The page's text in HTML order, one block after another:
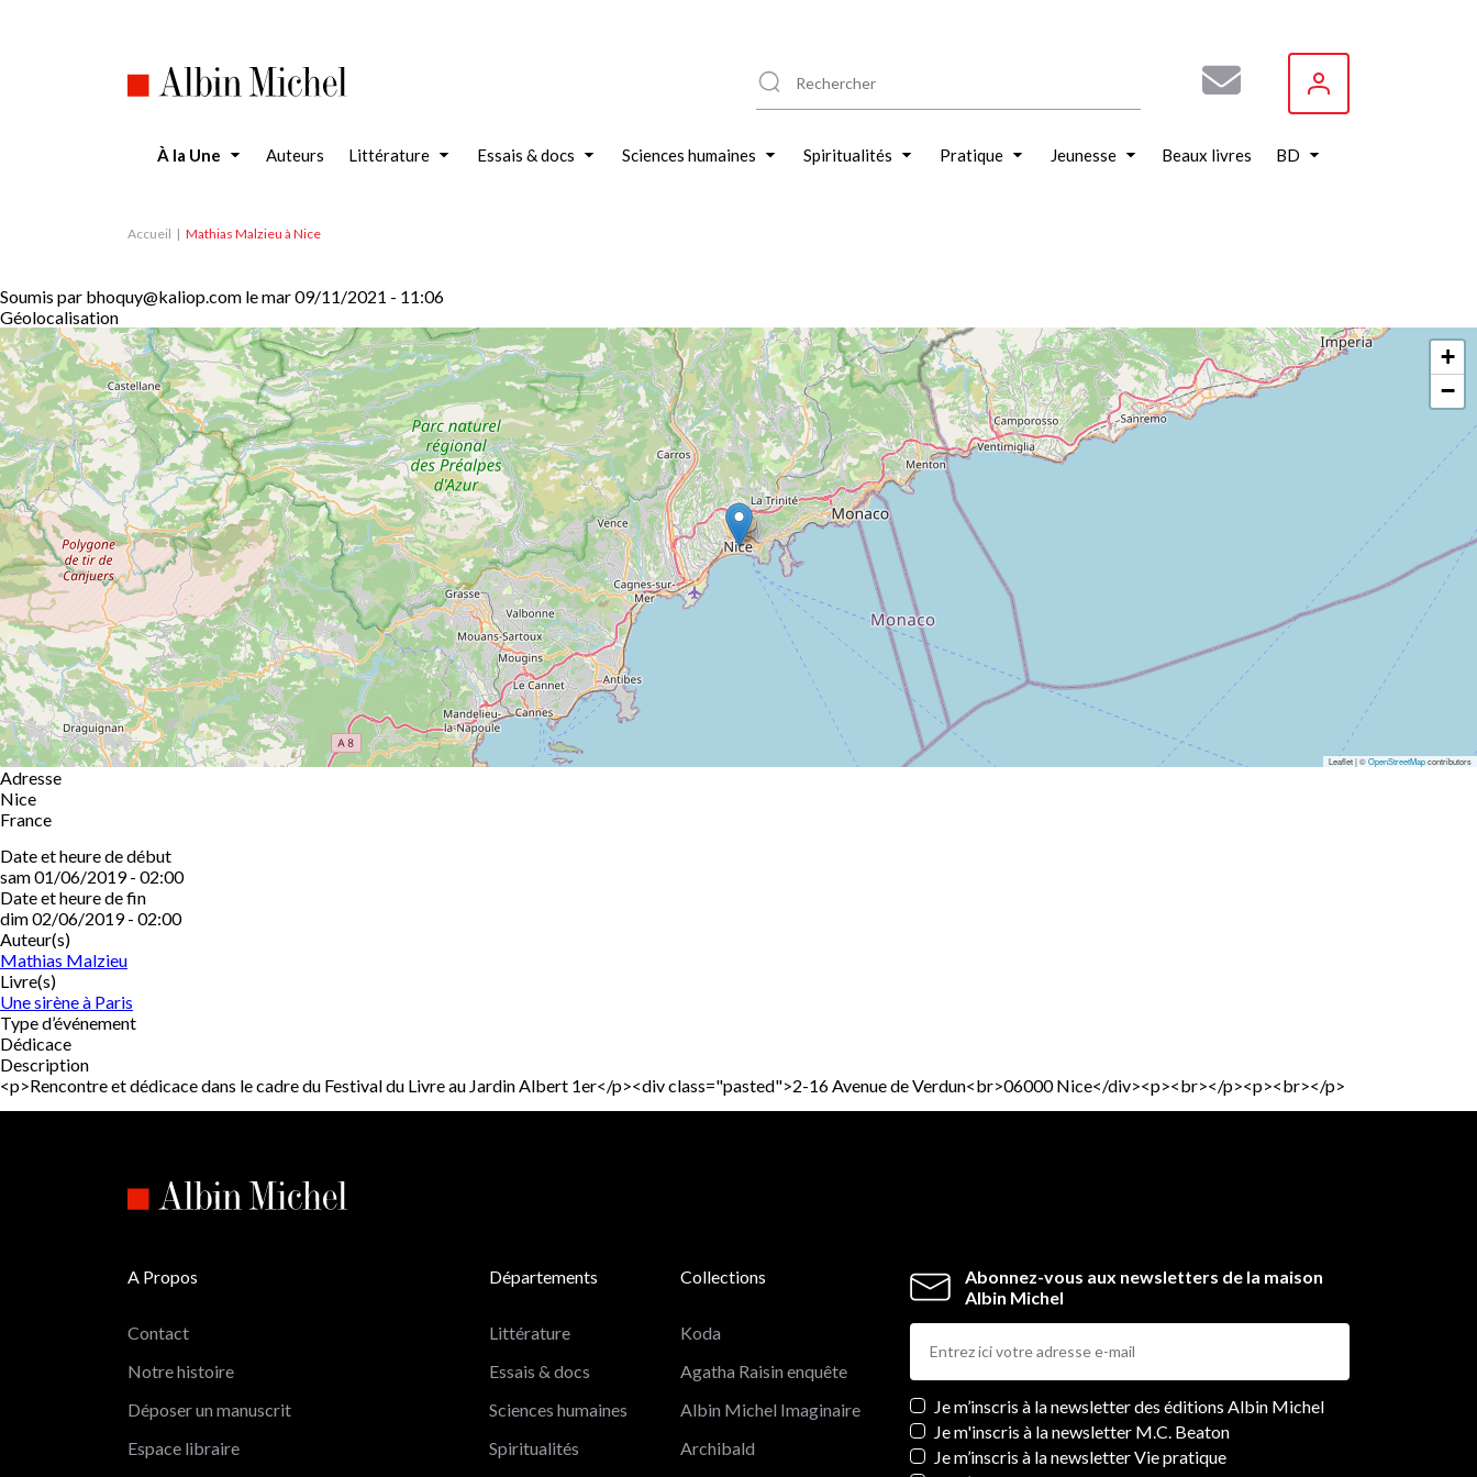
À la Une Auteurs Littérature Essais & docs Sciences humaines Spiritualités Pratique Jeunesse Beaux livres BD
Accueil Mathias Malzieu à Nice
Soumis par bhoquy@kaliop.com lemar 09/11/2021 - 11:06
Géolocalisation
+
−
Leaflet | ©OpenStreetMapcontributors
Adresse
Nice
France
Date et heure de début
sam 01/06/2019 - 02:00
Date et heure de fin
dim 02/06/2019 - 02:00
Auteur(s)
Mathias Malzieu
Livre(s)
Une sirène à Paris
Type d’événement
Dédicace
Description
<p>Rencontre et dédicace dans le cadre du Festival du Livre au Jardin Albert 1er</p><div class="pasted">2-16 Avenue de Verdun<br>06000 Nice</div><p><br></p><p><br></p>
Abonnez-vous aux newsletters de la maison
Albin Michel
Newsletters
Je m’inscris à la newsletter des éditions Albin Michel
Je m'inscris à la newsletter M.C. Beaton
Je m’inscris à la newsletter Vie pratique
A Propos
Contact
Notre histoire
Déposer un manuscrit
Espace libraire
Départements
Littérature
Essais & docs
Sciences humaines
Spiritualités
Collections
Koda
Agatha Raisin enquête
Albin Michel Imaginaire
Archibald